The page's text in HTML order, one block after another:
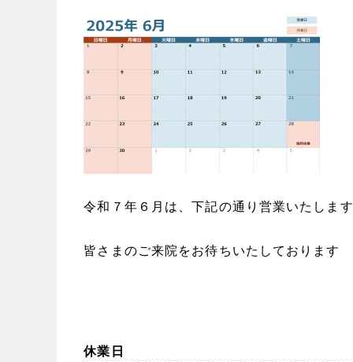
令和７年６月は、下記の通り営業いたします
皆さまのご来院をお待ちいたしております
休業日